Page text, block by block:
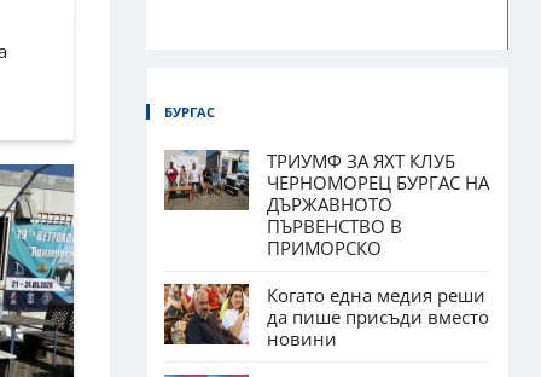
БУРГАС
ТРИУМФ ЗА ЯХТ КЛУБ
ЧЕРНОМОРЕЦ БУРГАС НА
ДЪРЖАВНОТО
ПЪРВЕНСТВО В
ПРИМОРСКО
Когато една медия реши
да пише присъди вместо
новини